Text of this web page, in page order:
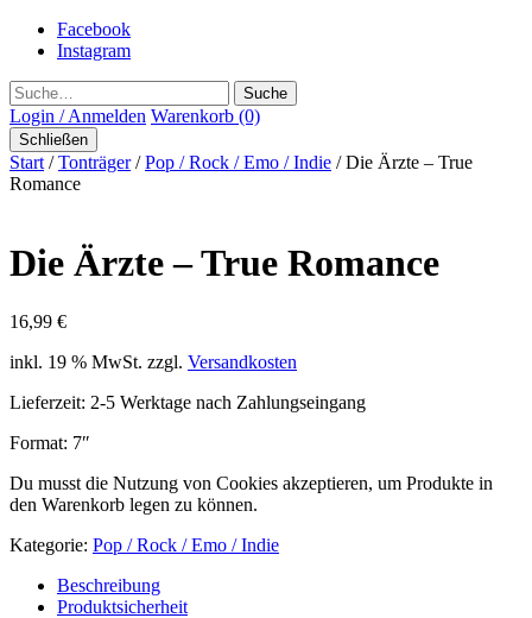
Facebook
Instagram
Suche
Login / Anmelden Warenkorb (0)
Schließen
Start /Tonträger/Pop / Rock / Emo / Indie / Die Ärzte – True
Romance
Die Ärzte – True Romance
16,99 €
inkl. 19 % MwSt. zzgl. Versandkosten
Lieferzeit: 2-5 Werktage nach Zahlungseingang
Format: 7″
Du musst die Nutzung von Cookies akzeptieren, um Produkte in
den Warenkorb legen zu können.
Kategorie: Pop / Rock / Emo / Indie
Beschreibung
Produktsicherheit